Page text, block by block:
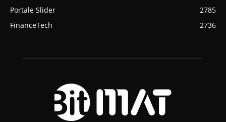
Portale Slider
2785
FinanceTech
2736